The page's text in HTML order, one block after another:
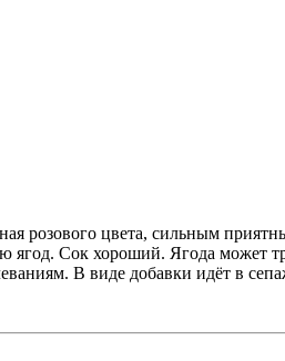
розового цвета, сильным
ягод. Сок хороший. Ягода может
В виде добавки идёт в